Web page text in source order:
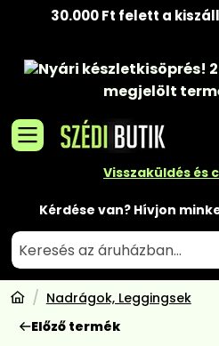
30.000 Ft felett a
Nyári készletkisöprés!
megjelölt
Visszaküldés és
Kérdése van? Hívjon
Nadrágok, Leggingsek
Előző termék